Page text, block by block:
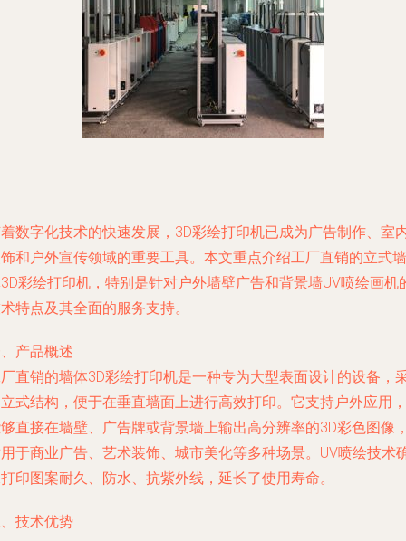
数字化技术的快速发展，3D彩绘打印机已成为广告制作、室
和户外宣传领域的重要工具。本文重点介绍工厂直销的立式墙
彩绘打印机，特别是针对户外墙壁广告和背景墙UV喷绘画机
特点及其全面的服务支持。
产品概述
直销的墙体3D彩绘打印机是一种专为大型表面设计的设备，
式结构，便于在垂直墙面上进行高效打印。它支持户外应用，
直接在墙壁、广告牌或背景墙上输出高分辨率的3D彩色图像
于商业广告、艺术装饰、城市美化等多种场景。UV喷绘技术
印图案耐久、防水、抗紫外线，延长了使用寿命。
技术优势